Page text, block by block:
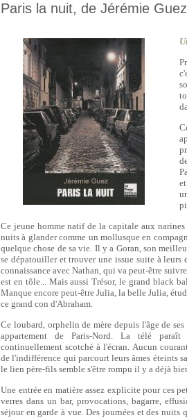
Paris la nuit, de Jérémie
Ce jeune homme natif de la capitale aux narines
nuits à glander comme un mollusque en
quelque chose de sa vie. Il y a Goran, son
se dépatouiller et trouver une issue suite à leurs
connaissance avec Nathan, qui va peut-être
est en tôle... Mais aussi Trésor, le grand black
Manque encore peut-être Julia, la belle Julia,
ce grand con d'Abraham.
Ce loubard, orphelin de mère depuis l'âge de
appartement de Paris-Nord. La télé
continuellement scotché à l'écran. Aucun
de l'indifférence qui parcourt leurs âmes éteints
le lien père-fils semble s'être rompu il y a déjà
Une entrée en matière assez explicite pour ces
verres dans un bar, provocations, bagarre,
séjour en garde à vue. Des journées et des